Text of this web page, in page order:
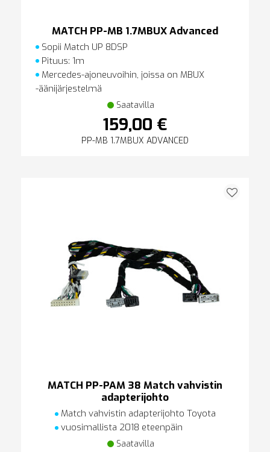
MATCH PP-MB 1.7MBUX Advanced
Sopii Match UP 8DSP
Pituus: 1m
Mercedes-ajoneuvoihin, joissa on MBUX
-äänijärjestelmä
Saatavilla
159,00 €
PP-MB 1.7MBUX ADVANCED
MATCH PP-PAM 38 Match vahvistin
adapterijohto
Match vahvistin adapterijohto Toyota
vuosimallista 2018 eteenpäin
Saatavilla